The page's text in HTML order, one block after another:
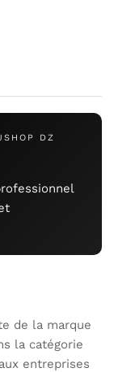
DZ
de la marque
la catégorie
entreprises